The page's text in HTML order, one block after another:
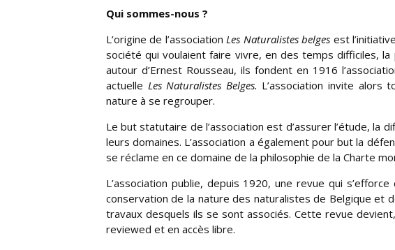
Qui sommes-nous ?
L’origine de l’associationLes Naturalistes belges est
société qui voulaient faire vivre, en des temps difficiles,
autour d’Ernest Rousseau, ils fondent en 1916
actuelle Les Naturalistes Belges. L’association invite alors
nature à se regrouper.
Le but statutaire de l’association est d’assurer l’étude, la
leurs domaines. L’association a également pour but la
se réclame en ce domaine de la philosophie de la Charte
L’association publie, depuis 1920, une revue qui
conservation de la nature des naturalistes de Belgique et
travaux desquels ils se sont associés. Cette revue
reviewed et en accès libre.